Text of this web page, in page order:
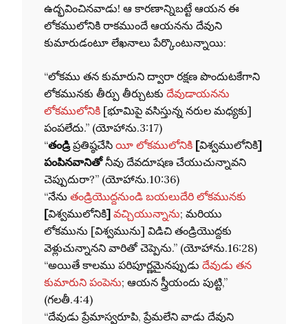
ఉద్భవించినవాడు! ఆ కారణాన్నిబట్టే ఆయన ఈ
లోకములోనికి రాకముందే ఆయనను దేవుని
కుమారుడంటూ లేఖనాలు పేర్కొంటున్నాయి:
“లోకము తన కుమారుని ద్వారా రక్షణ పొందుటకేగాని
లోకమునకు తీర్పు తీర్చుటకు దేవుడాయనను
లోకములోనికి [భూమిపై వసిస్తున్న నరుల మధ్యకు]
పంపలేదు.” (యోహాను.3:17)
“తండ్రి ప్రతిష్ఠచేసి యీ లోకములోనికి [విశ్వములోనికి]
పంపినవానితోనీవు దేవదూషణ చేయుచున్నావని
చెప్పుదురా?” (యోహాను.10:36)
“నేను తండ్రియొద్దనుండి బయలుదేరి లోకమునకు
[విశ్వములోనికి] వచ్చియున్నాను; మరియు
లోకమును [విశ్వమును] విడిచి తండ్రియొద్దకు
వెళ్లుచున్నానని వారితో చెప్పెను.” (యోహాను.16:28)
“అయితే కాలము పరిపూర్ణమైనప్పుడు దేవుడు తన
కుమారుని పంపెను; ఆయన స్త్రీయందు పుట్టి,”
(గలతీ.4:4)
“దేవుడు ప్రేమాస్వరూపి, ప్రేమలేని వాడు దేవుని